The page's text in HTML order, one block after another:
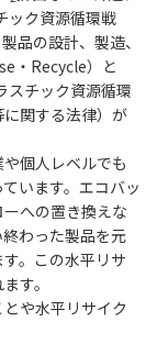
ック資源循環戦
品の設計、製造、
・Recycle）と
スチック資源循環
関する法律）が
個人レベルでも
います。エコバッ
への置き換えな
わった製品を元
。この水平リサ
す。
や水平リサイク